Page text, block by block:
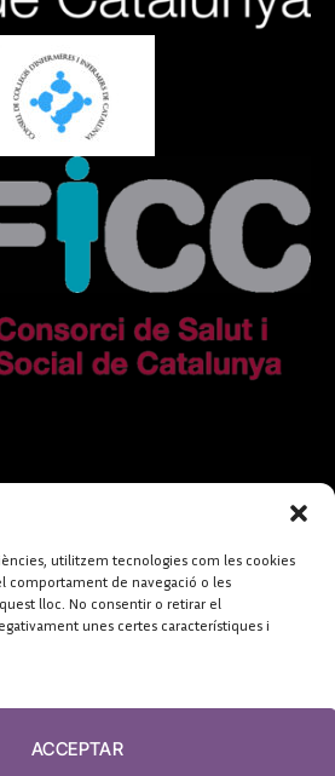
utilitzem tecnologies com les cookies
comportament de navegació o les
lloc. No consentir o retirar el
unes certes característiques i
ACCEPTAR